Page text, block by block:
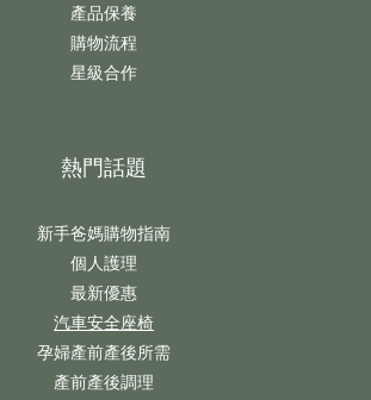
產品保養
購物流程
星級合作
熱門話題
新手爸媽購物指南
個人護理
最新優惠
汽車安全座椅
孕婦產前產後所需
產前產後調理